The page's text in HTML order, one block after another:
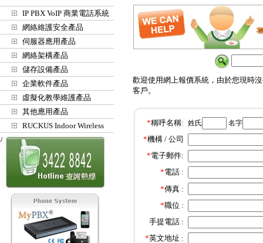
IP PBX VoIP 商業電話系統
網絡維護安全產品
伺服器應用產品
網絡架構產品
儲存設備產品
企業軟件產品
虛擬化教學維護產品
其他應用產品
RUCKUS Indoor Wireless
Access Points
歡迎使用網上報價系統，由於您現時
客戶。
*稱呼名稱: 姓氏 名字
*機構 / 公司
*電子郵件:
*電話 :
*傳真 :
*職位 :
手提電話 :
*英文地址 :